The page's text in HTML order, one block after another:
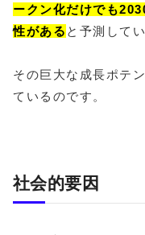
ークン化だけでも
性がある と予測してい
その巨大な成長ポテ
ているのです。
社会的要因